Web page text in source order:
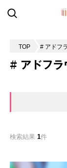
TOP # アドフ
# アドフラ
検索結果 1件